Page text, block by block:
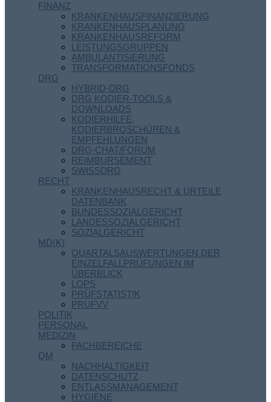
FINANZ
KRANKENHAUSFINANZIERUNG
KRANKENHAUSPLANUNG
KRANKENHAUSREFORM
LEISTUNGSGRUPPEN
AMBULANTISIERUNG
TRANSFORMATIONSFONDS
DRG
HYBRID-DRG
DRG KODIER-TOOLS &
DOWNLOADS
KODIERHILFE,
KODIERBROSCHÜREN &
EMPFEHLUNGEN
DRG-CHAT/FORUM
REIMBURSEMENT
SWISSDRG
RECHT
KRANKENHAUSRECHT & URTEILE
DATENBANK
BUNDESSOZIALGERICHT
LANDESSOZIALGERICHT
SOZIALGERICHT
MD(K)
QUARTALSAUSWERTUNGEN DER
EINZELFALLPRÜFUNGEN IM
ÜBERBLICK
LOPS
PRÜFSTATISTIK
PRÜFVV
POLITIK
PERSONAL
MEDIZIN
FACHBEREICHE
QM
NACHHALTIGKEIT
DATENSCHUTZ
ENTLASSMANAGEMENT
HYGIENE